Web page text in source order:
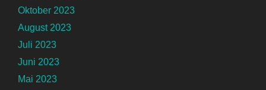
Oktober 2023
August 2023
Juli 2023
Juni 2023
Mai 2023